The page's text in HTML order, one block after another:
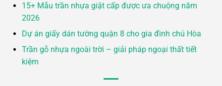
15+ Mẫu trần nhựa giật cấp được ưa chuộng năm
2026
Dự án giấy dán tường quận 8 cho gia đình chú Hòa
Trần gỗ nhựa ngoài trời – giải pháp ngoại thất tiết
kiệm